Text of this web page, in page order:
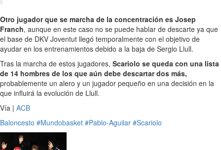
Otro jugador que se marcha de la concentración es Josep
Franch, aunque en este caso no se puede hablar de descarte ya que
el base de DKV Joventut llegó temporalmente con el objetivo de
ayudar en los entrenamientos debido a la baja de Sergio Llull.
Tras la marcha de estos jugadores, Scariolo se queda con una lista
de 14 hombres de los que aún debe descartar dos más,
probablemente un alero y un jugador pequeño en una decisión en la
que influirá la evolución de Llull.
Vía | ACB
Baloncesto #Mundobasket #Pablo-Aguilar #Scariolo